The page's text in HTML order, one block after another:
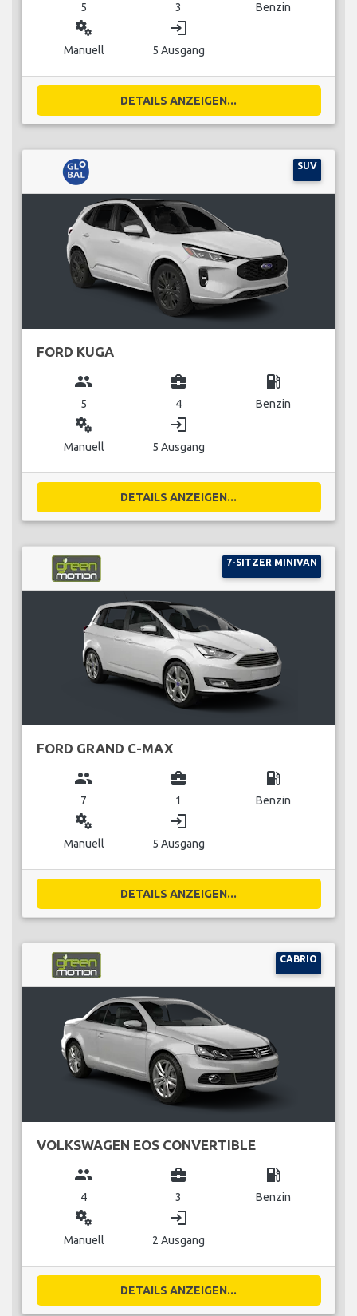
5 3 Benzin
miscellaneous_services
Manuell
login
5 Ausgang
DETAILS ANZEIGEN...
SUV
FORD KUGA
group
5
business_center
4
local_gas_station
Benzin
miscellaneous_services
Manuell
login
5 Ausgang
DETAILS ANZEIGEN...
7-SITZER MINIVAN
FORD GRAND C-MAX
group
7
business_center
1
local_gas_station
Benzin
miscellaneous_services
Manuell
login
5 Ausgang
DETAILS ANZEIGEN...
CABRIO
VOLKSWAGEN EOS CONVERTIBLE
group
4
business_center
3
local_gas_station
Benzin
miscellaneous_services
Manuell
login
2 Ausgang
DETAILS ANZEIGEN...